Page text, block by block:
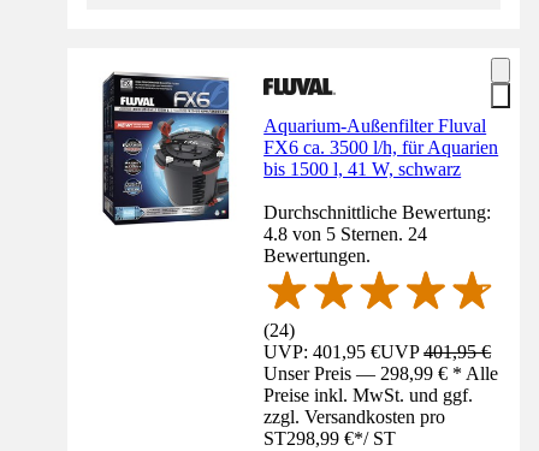
Aquarium-Außenfilter Fluval
FX6 ca. 3500 l/h, für Aquarien
bis 1500 l, 41 W, schwarz
Durchschnittliche Bewertung:
4.8 von 5 Sternen. 24
Bewertungen.
(24)
UVP: 401,95 €UVP401,95 €
Unser Preis — 298,99 € * Alle
Preise inkl. MwSt. und ggf.
zzgl. Versandkosten pro
ST298,99 €*/ ST